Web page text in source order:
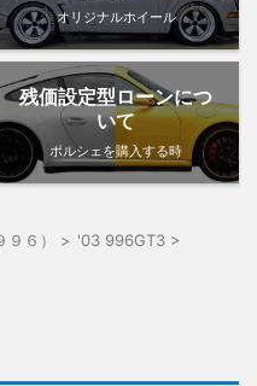
オリジナルホイール
残価設定型ローンにつ
いて
ポルシェを購入する時
６） > '03 996GT3 >